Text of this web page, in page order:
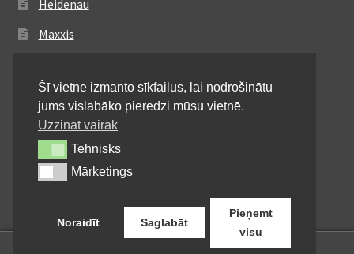
Heidenau
Maxxis
Michelin
Mitas
Pirelli
Shinko
Šī vietne izmanto sīkfailus, lai nodrošinātu
jums vislabāko pieredzi mūsu vietnē.
Uzzināt vairāk
TehnisksTehnisks
MārketingsMārketings
Noraidīt Saglabāt
Pieņemt
visu